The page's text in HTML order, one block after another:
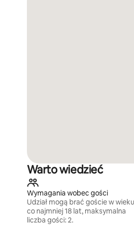
Warto wiedzieć
Wymagania wobec gości
Udział mogą brać goście w wieku
co najmniej 18 lat, maksymalna
liczba gości: 2.